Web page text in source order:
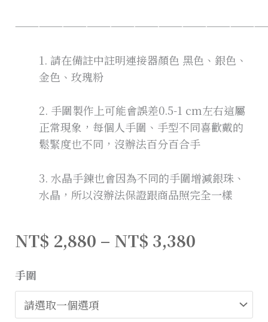
1. 請在備註中註明連接器顏色 黑色、銀色、
金色、玫瑰粉
2. 手圍製作上可能會誤差0.5-1 cm左右這屬
正常現象，每個人手圍、手型不同喜歡戴的
鬆緊度也不同，沒辦法百分百合手
3. 水晶手鍊也會因為不同的手圍增減銀珠、
水晶，所以沒辦法保證跟商品照完全一樣
NT$ 2,880 – NT$ 3,380
手圍